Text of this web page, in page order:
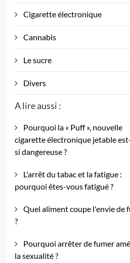
Cigarette électronique
Cannabis
Le sucre
Divers
A lire aussi :
Pourquoi la « Puff », nouvelle
cigarette électronique jetable
si dangereuse ?
L'arrêt du tabac et la fatigue :
pourquoi êtes-vous fatigué ?
Quel aliment coupe l'envie de
?
Pourquoi arrêter de fumer
la sexualité ?